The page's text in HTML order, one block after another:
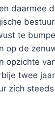
daarmee
te
op de
opzichte
twee
zich